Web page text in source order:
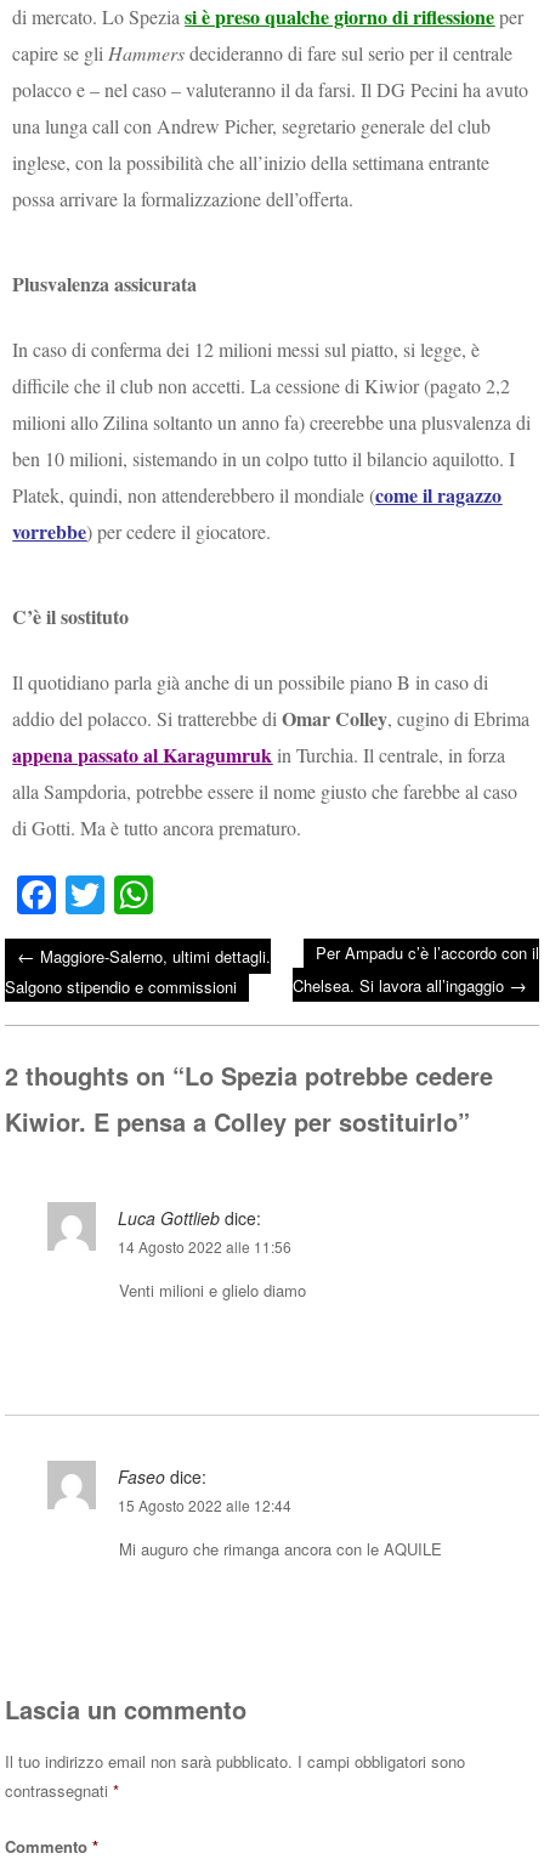
di mercato. Lo Speziasi è preso qualche giorno di riflessioneper
capire se gli Hammersdecideranno di fare sul serio per il centrale
polacco e – nel caso – valuteranno il da farsi. Il DG Pecini ha avuto
una lunga call con Andrew Picher, segretario generale del club
inglese, con la possibilità che all’inizio della settimana entrante
possa arrivare la formalizzazione dell’offerta.
Plusvalenza assicurata
In caso di conferma dei 12 milioni messi sul piatto, si legge, è
difficile che il club non accetti. La cessione di Kiwior (pagato 2,2
milioni allo Zilina soltanto un anno fa) creerebbe una plusvalenza di
ben 10 milioni, sistemando in un colpo tutto il bilancio aquilotto. I
Platek, quindi, non attenderebbero il mondiale (come il ragazzo
vorrebbe) per cedere il giocatore.
C’è il sostituto
Il quotidiano parla già anche di un possibile piano B in caso di
addio del polacco. Si tratterebbe diOmar Colley, cugino di Ebrima
appena passato al Karagumruk in Turchia. Il centrale, in forza
alla Sampdoria, potrebbe essere il nome giusto che farebbe al caso
di Gotti. Ma è tutto ancora prematuro.
Fa
ce
bo
ok
T
wi
tte
r
ha
ts
A
Post navigation
← Maggiore-Salerno, ultimi dettagli.
Salgono stipendio e commissioni
Per Ampadu c’è l’accordo con il
Chelsea. Si lavora all’ingaggio →
2 thoughts on “Lo Spezia potrebbe cedere
Kiwior. E pensa a Colley per sostituirlo”
Luca Gottlieb dice:
14 Agosto 2022 alle 11:56
Venti milioni e glielo diamo
Faseo dice:
15 Agosto 2022 alle 12:44
Mi auguro che rimanga ancora con le AQUILE
Lascia un commento
Il tuo indirizzo email non sarà pubblicato. I campi obbligatori sono
contrassegnati*
Commento*